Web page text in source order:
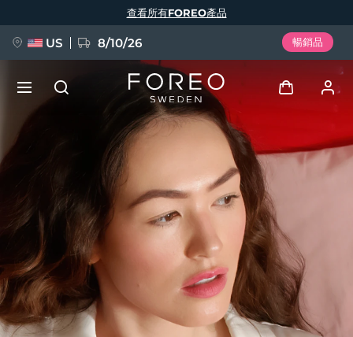
查看所有FOREO產品
US 8/10/26 暢銷品
登入
我的設備
我的訂單
我的地址
FAQ™ Pure Beauty-Tech Elixir
BREAKING NEWS
issa™ Teeth Whitening Set
語言
English Deutsch
Español
Français
Português
Polski
Svenska
Русский
Türkçe
简体中文 繁體中文